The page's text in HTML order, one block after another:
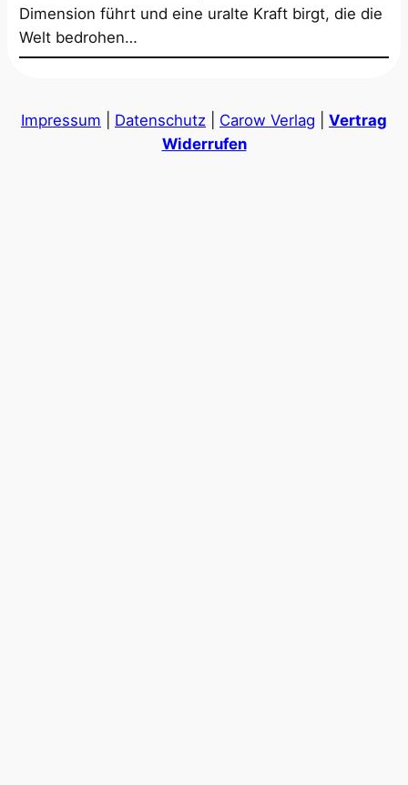
Dimension führt und eine uralte Kraft birgt, die die
Welt bedrohen…
Impressum Datenschutz Carow Verlag
Vertrag
Widerrufen